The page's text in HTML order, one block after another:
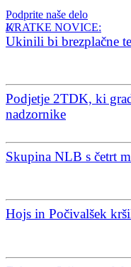
Podprite naše delo
KRATKE NOVICE:
Ukinili bi brezplačne
Podjetje 2TDK, ki
nadzornike
Skupina NLB s četrt
Hojs in Počivalšek